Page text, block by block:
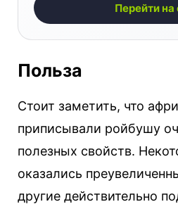
Перейти на
Польза
Стоит заметить, что
приписывали ройбушу
полезных свойств.
оказались
другие действительно